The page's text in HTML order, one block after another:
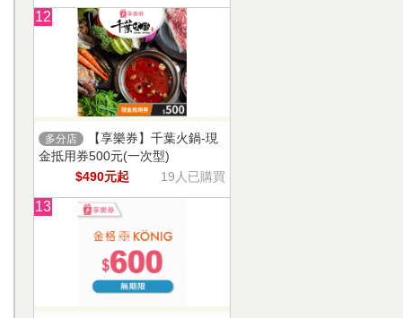
12
多分店
【享樂券】千葉火鍋-現
金抵用券500元(一次型)
$490元起
19人已購買
13